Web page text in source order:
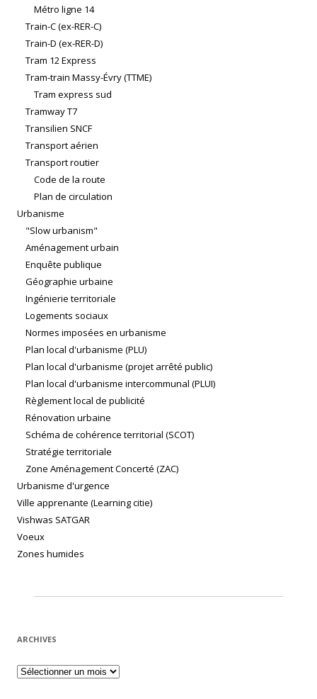
Métro ligne 14
Train-C (ex-RER-C)
Train-D (ex-RER-D)
Tram 12 Express
Tram-train Massy-Évry (TTME)
Tram express sud
Tramway T7
Transilien SNCF
Transport aérien
Transport routier
Code de la route
Plan de circulation
Urbanisme
"Slow urbanism"
Aménagement urbain
Enquête publique
Géographie urbaine
Ingénierie territoriale
Logements sociaux
Normes imposées en urbanisme
Plan local d'urbanisme (PLU)
Plan local d'urbanisme (projet arrêté public)
Plan local d'urbanisme intercommunal (PLUI)
Règlement local de publicité
Rénovation urbaine
Schéma de cohérence territorial (SCOT)
Stratégie territoriale
Zone Aménagement Concerté (ZAC)
Urbanisme d'urgence
Ville apprenante (Learning citie)
Vishwas SATGAR
Voeux
Zones humides
ARCHIVES
Archives